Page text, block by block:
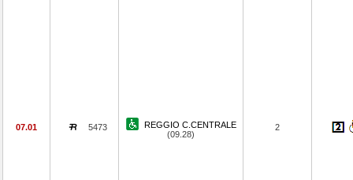
07.01 5473
REGGIO C.CENTRALE
(09.28)
2